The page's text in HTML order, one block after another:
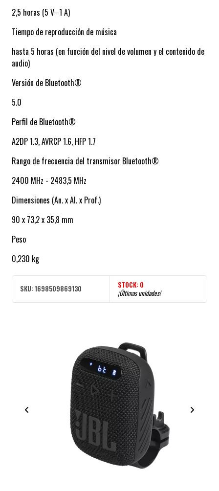
2,5 horas (5 V⎓1 A)
Tiempo de reproducción de música
hasta 5 horas (en función del nivel de volumen y el contenido de
audio)
Versión de Bluetooth®
5.0
Perfil de Bluetooth®
A2DP 1.3, AVRCP 1.6, HFP 1.7
Rango de frecuencia del transmisor Bluetooth®
2400 MHz - 2483,5 MHz
Dimensiones (An. x Al. x Prof.)
90 x 73,2 x 35,8 mm
Peso
0,230 kg
SKU: 1698509869130 STOCK: 0
¡Últimas unidades!